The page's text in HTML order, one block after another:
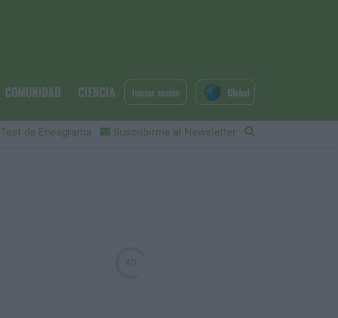
COMUNIDAD CIENCIA
Test de Eneagrama Suscribirme al Newsletter
Iniciar sesión Global